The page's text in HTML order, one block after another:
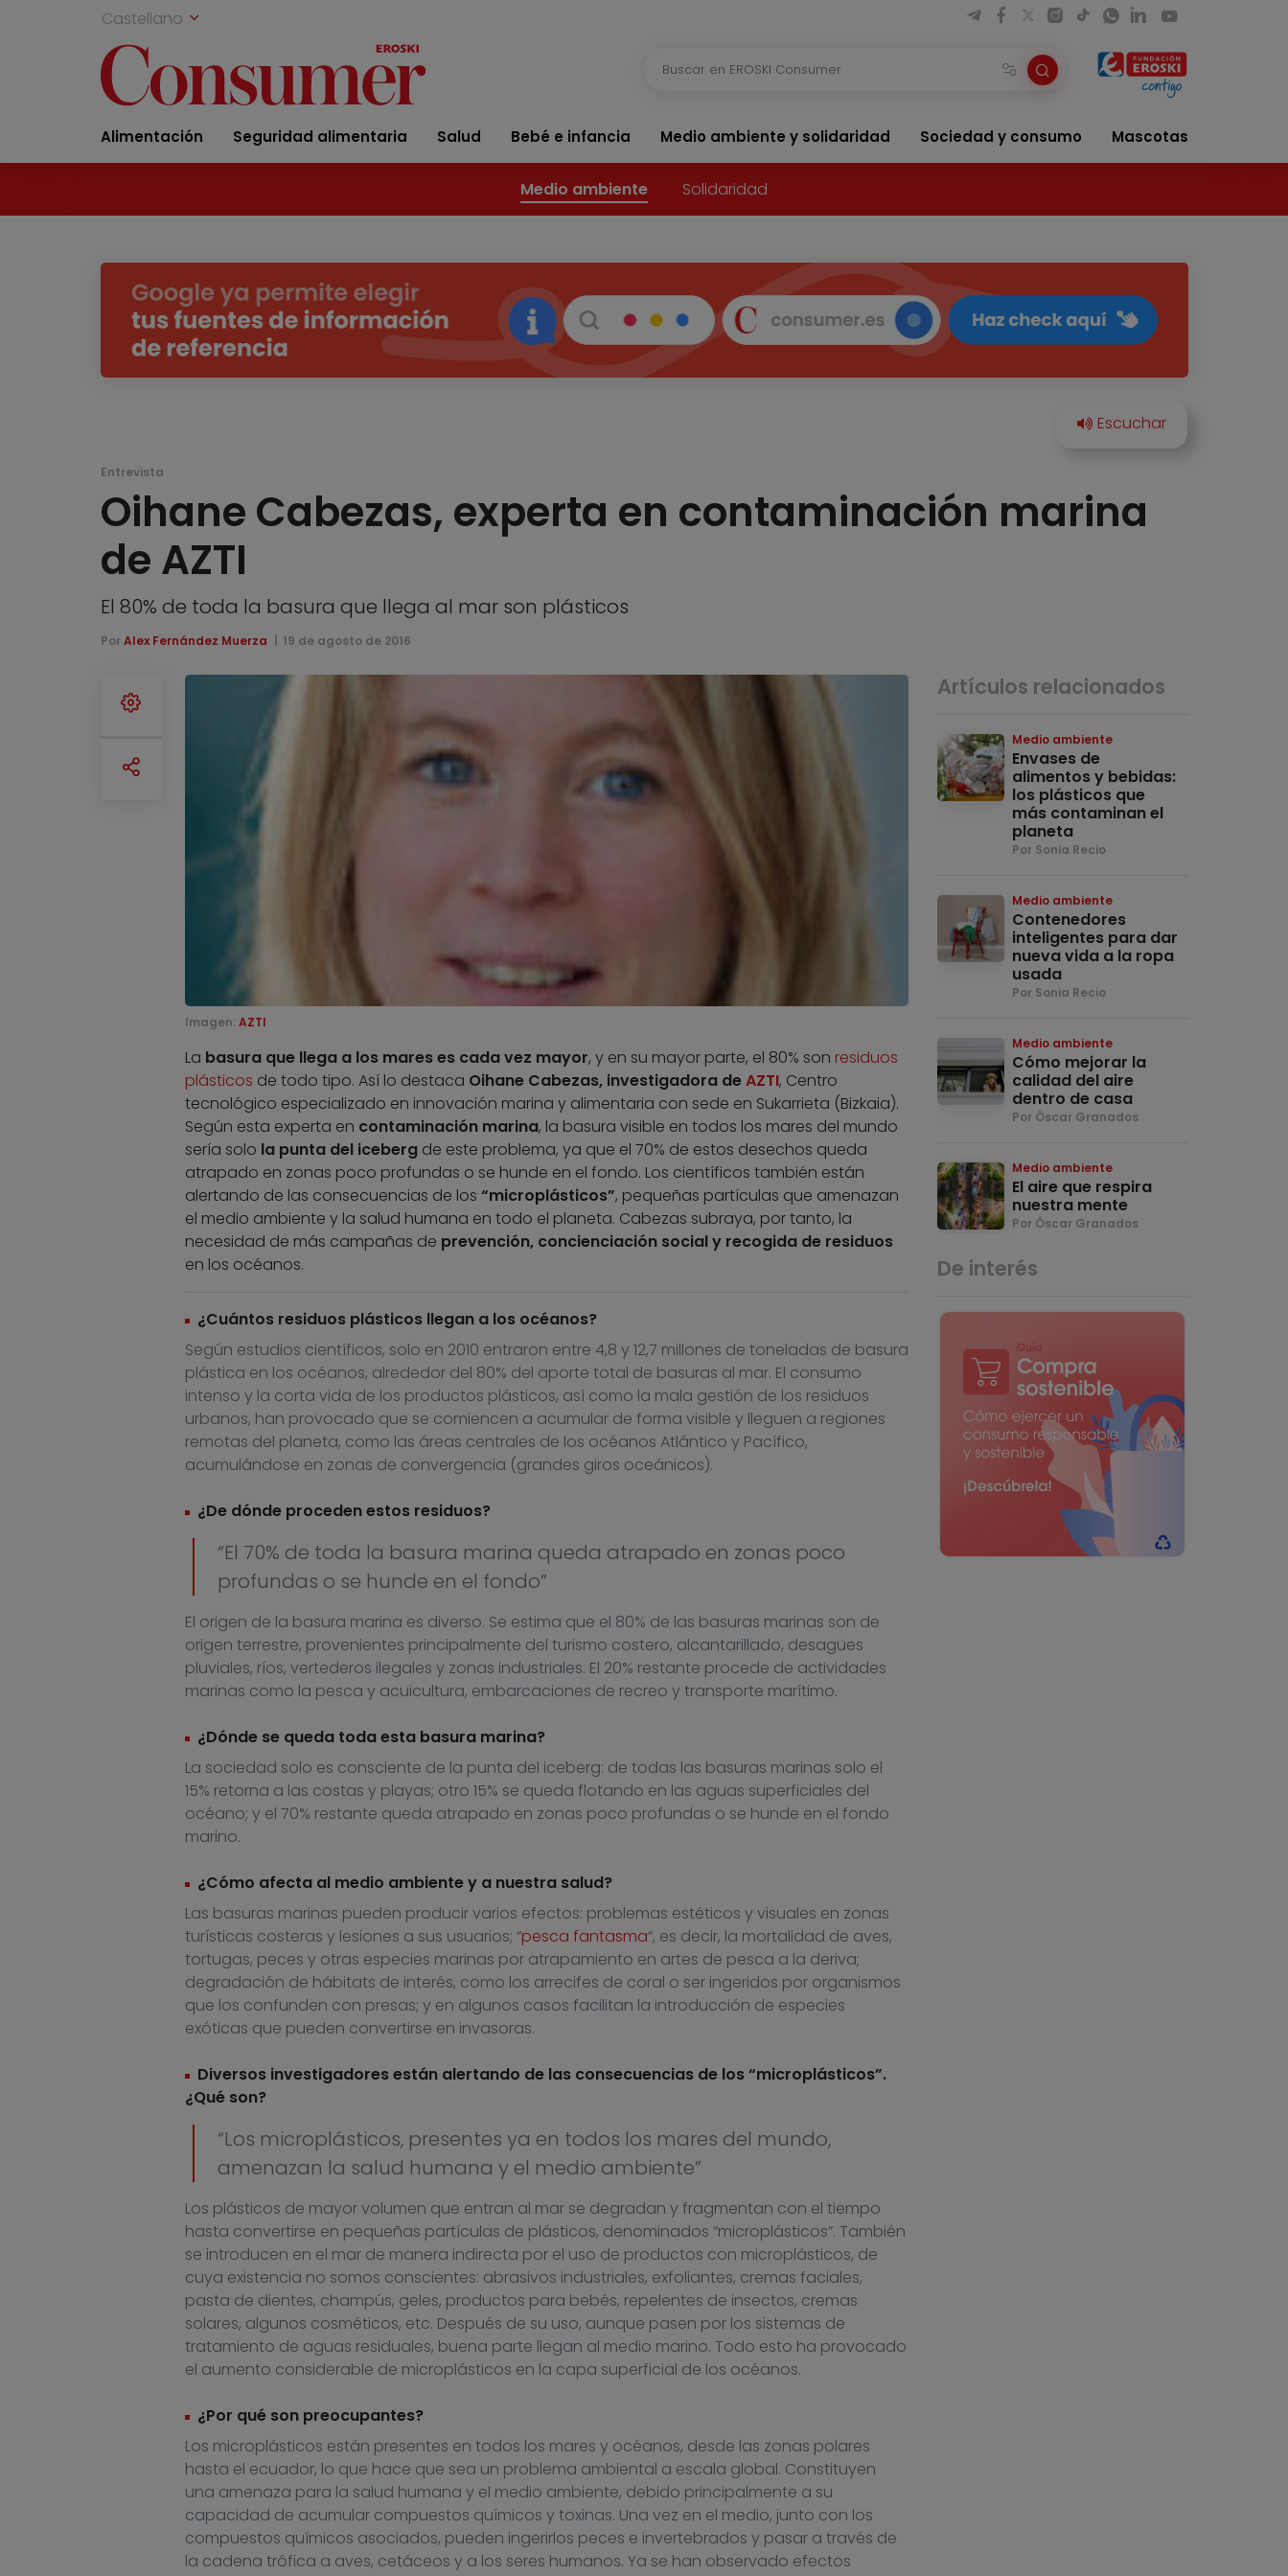
Castellano
Alimentación Seguridad alimentaria Salud Bebé e infancia Medio ambiente y solidaridad Sociedad y consumo Mascotas
Medio ambiente Solidaridad
Entrevista
Oihane Cabezas, experta en contaminación marina
de AZTI
El 80% de toda la basura que llega al mar son plásticos
Por Alex Fernández Muerza 19 de agosto de 2016
Imagen: AZTI
La basura que llega a los mares es cada vez mayor, y en su mayor parte, el 80% son residuos
plásticos de todo tipo. Así lo destaca Oihane Cabezas, investigadora deAZTI, Centro
tecnológico especializado en innovación marina y alimentaria con sede en Sukarrieta (Bizkaia).
Según esta experta en contaminación marina, la basura visible en todos los mares del mundo
sería solo la punta del iceberg de este problema, ya que el 70% de estos desechos queda
atrapado en zonas poco profundas o se hunde en el fondo. Los científicos también están
alertando de las consecuencias de los “microplásticos”, pequeñas partículas que amenazan
el medio ambiente y la salud humana en todo el planeta. Cabezas subraya, por tanto, la
necesidad de más campañas de prevención, concienciación social y recogida de residuos
en los océanos.
¿Cuántos residuos plásticos llegan a los océanos?
Según estudios científicos, solo en 2010 entraron entre 4,8 y 12,7 millones de toneladas de basura
plástica en los océanos, alrededor del 80% del aporte total de basuras al mar. El consumo
intenso y la corta vida de los productos plásticos, así como la mala gestión de los residuos
urbanos, han provocado que se comiencen a acumular de forma visible y lleguen a regiones
remotas del planeta, como las áreas centrales de los océanos Atlántico y Pacífico,
acumulándose en zonas de convergencia (grandes giros oceánicos).
¿De dónde proceden estos residuos?
“El 70% de toda la basura marina queda atrapado en zonas poco
profundas o se hunde en el fondo”
El origen de la basura marina es diverso. Se estima que el 80% de las basuras marinas son de
origen terrestre, provenientes principalmente del turismo costero, alcantarillado, desagües
pluviales, ríos, vertederos ilegales y zonas industriales. El 20% restante procede de actividades
marinas como la pesca y acuicultura, embarcaciones de recreo y transporte marítimo.
¿Dónde se queda toda esta basura marina?
La sociedad solo es consciente de la punta del iceberg: de todas las basuras marinas solo el
15% retorna a las costas y playas; otro 15% se queda flotando en las aguas superficiales del
océano; y el 70% restante queda atrapado en zonas poco profundas o se hunde en el fondo
marino.
¿Cómo afecta al medio ambiente y a nuestra salud?
Las basuras marinas pueden producir varios efectos: problemas estéticos y visuales en zonas
turísticas costeras y lesiones a sus usuarios; “pesca fantasma“, es decir, la mortalidad de aves,
tortugas, peces y otras especies marinas por atrapamiento en artes de pesca a la deriva;
degradación de hábitats de interés, como los arrecifes de coral o ser ingeridos por organismos
que los confunden con presas; y en algunos casos facilitan la introducción de especies
exóticas que pueden convertirse en invasoras.
Diversos investigadores están alertando de las consecuencias de los “microplásticos”.
¿Qué son?
“Los microplásticos, presentes ya en todos los mares del mundo,
amenazan la salud humana y el medio ambiente”
Los plásticos de mayor volumen que entran al mar se degradan y fragmentan con el tiempo
hasta convertirse en pequeñas partículas de plásticos, denominados “microplásticos”. También
se introducen en el mar de manera indirecta por el uso de productos con microplásticos, de
cuya existencia no somos conscientes: abrasivos industriales, exfoliantes, cremas faciales,
pasta de dientes, champús, geles, productos para bebés, repelentes de insectos, cremas
solares, algunos cosméticos, etc. Después de su uso, aunque pasen por los sistemas de
tratamiento de aguas residuales, buena parte llegan al medio marino. Todo esto ha provocado
el aumento considerable de microplásticos en la capa superficial de los océanos.
¿Por qué son preocupantes?
Los microplásticos están presentes en todos los mares y océanos, desde las zonas polares
hasta el ecuador, lo que hace que sea un problema ambiental a escala global. Constituyen
una amenaza para la salud humana y el medio ambiente, debido principalmente a su
capacidad de acumular compuestos químicos y toxinas. Una vez en el medio, junto con los
compuestos químicos asociados, pueden ingerirlos peces e invertebrados y pasar a través de
la cadena trófica a aves, cetáceos y a los seres humanos. Ya se han observado efectos
Artículos relacionados
Medio ambiente
Envases de
alimentos y bebidas:
los plásticos que
más contaminan el
planeta
Por Sonia Recio
Medio ambiente
Contenedores
inteligentes para dar
nueva vida a la ropa
usada
Por Sonia Recio
Medio ambiente
Cómo mejorar la
calidad del aire
dentro de casa
Por Óscar Granados
Medio ambiente
El aire que respira
nuestra mente
Por Óscar Granados
De interés